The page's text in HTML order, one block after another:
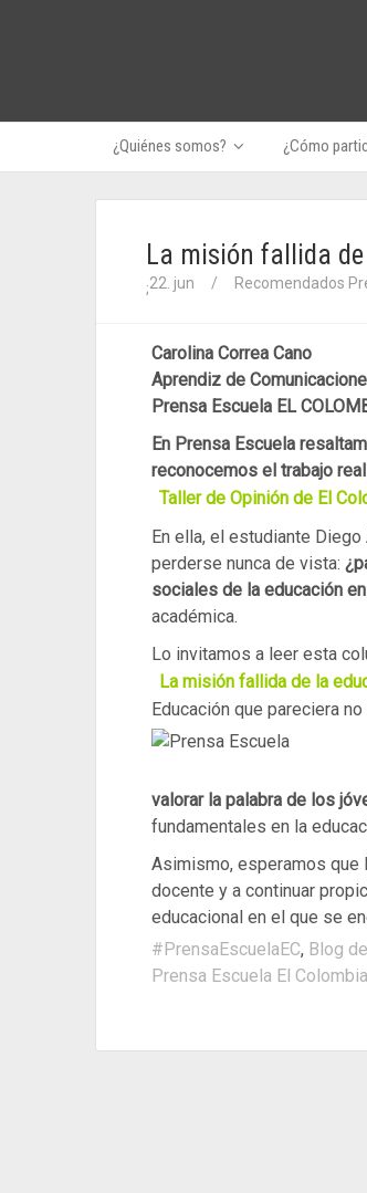
¿Quiénes somos? ¿Cómo
La misión fallida
;22. jun / Recomendados
Carolina Correa Cano
Aprendiz de
Prensa Escuela EL
En Prensa Escuela
reconocemos el trabajo
Taller de Opinión de El
En ella, el estudiante
perderse nunca de vista:
sociales de la educación
académica.
Lo invitamos a leer esta
La misión fallida de la
Educación que pareciera
valorar la palabra de los
fundamentales en la
Asimismo, esperamos que
docente y a continuar
educacional en el que se
#PrensaEscuelaEC, Blog
Prensa Escuela El